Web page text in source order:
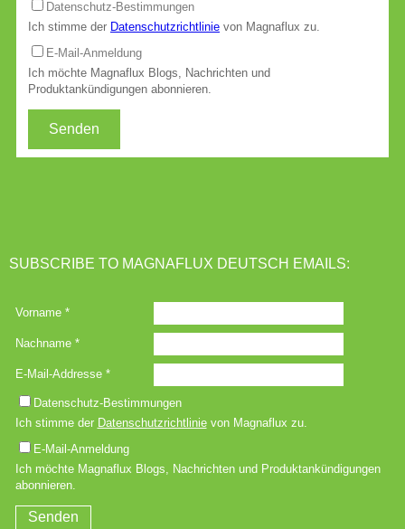
SUBSCRIBE TO MAGNAFLUX DEUTSCH EMAILS: